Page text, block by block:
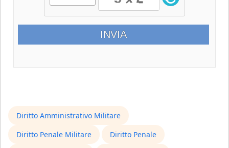
Diritto Amministrativo Militare
Diritto Penale Militare
Diritto Penale